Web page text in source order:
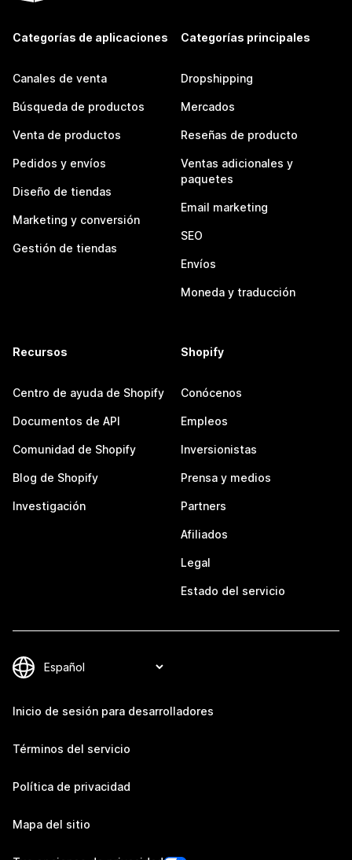
Categorías de aplicaciones
Canales de venta
Búsqueda de productos
Venta de productos
Pedidos y envíos
Diseño de tiendas
Marketing y conversión
Gestión de tiendas
Categorías principales
Dropshipping
Mercados
Reseñas de producto
Ventas adicionales y
paquetes
Email marketing
SEO
Envíos
Moneda y traducción
Recursos
Centro de ayuda de Shopify
Documentos de API
Comunidad de Shopify
Blog de Shopify
Investigación
Shopify
Conócenos
Empleos
Inversionistas
Prensa y medios
Partners
Afiliados
Legal
Estado del servicio
Inicio de sesión para desarrolladores
Términos del servicio
Política de privacidad
Mapa del sitio